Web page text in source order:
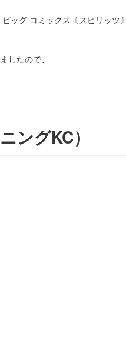
ッグ コミックス〔スピリッツ
したので、
ングKC）